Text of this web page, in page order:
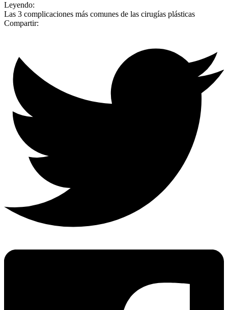
Leyendo:
Las 3 complicaciones más comunes de las cirugías plásticas
Compartir: